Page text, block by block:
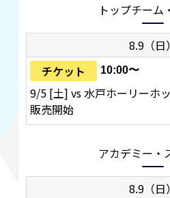
トップチーム
8.9（日）
チケット
10:00〜
9/5 [土] vs 水戸ホーリーホ
販売開始
アカデミー・
8.9（日）